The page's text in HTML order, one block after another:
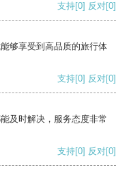
支持[0] 反对[0]
够享受到高品质的旅行体
支持[0] 反对[0]
及时解决，服务态度非常
支持[0] 反对[0]